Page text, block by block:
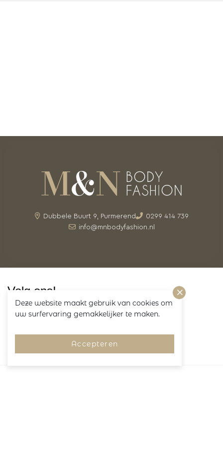
Deze website maakt gebruik van cookies om
uw surfervaring gemakkelijker te maken.
Accepteren
Dubbele Buurt 9, Purmerend
0299 414 739
info@mnbodyfashion.nl
Volg ons!